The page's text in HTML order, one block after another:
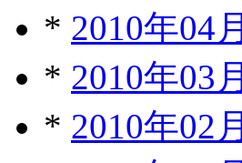
* 2010年04月
* 2010年03月
* 2010年02月